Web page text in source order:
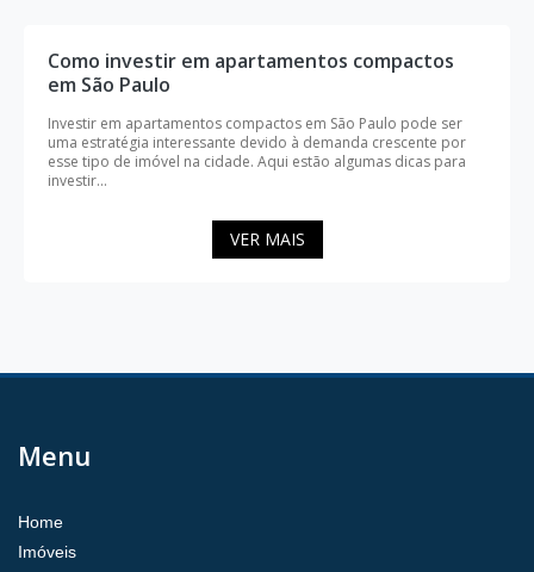
Como investir em apartamentos compactos
em São Paulo
Investir em apartamentos compactos em São Paulo pode ser
uma estratégia interessante devido à demanda crescente por
esse tipo de imóvel na cidade. Aqui estão algumas dicas para
investir...
VER MAIS
Menu
Home
Imóveis